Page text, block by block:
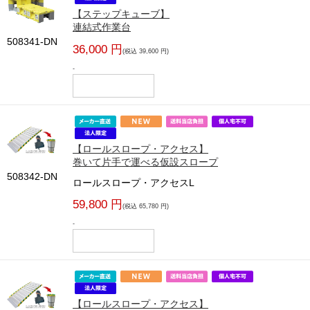
508341-DN
【ステップキューブ】
連結式作業台
36,000 円 (税込 39,600 円)
-
508342-DN
【ロールスロープ・アクセス】
巻いて片手で運べる仮設スロープ
ロールスロープ・アクセスL
59,800 円 (税込 65,780 円)
-
【ロールスロープ・アクセス】